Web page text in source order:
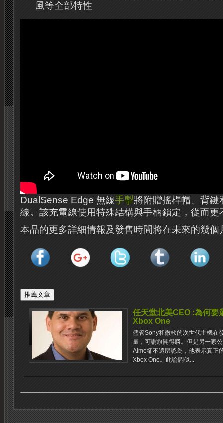
風等全部特性
DualSense Edge 無線手掣將附贈搖桿帽、背
線。該充電線使用特殊結構與手柄鎖定，從而更
本品的更多詳細情報及發售時間將在未來的幾個
任天堂北美CEO :為何要
Xbox One
儘管Sony和微軟的次世代主機在
量，可謂旗開得勝。但是另一家
Aime卻不這麼認為，他表示真正
Xbox One。此論調似...